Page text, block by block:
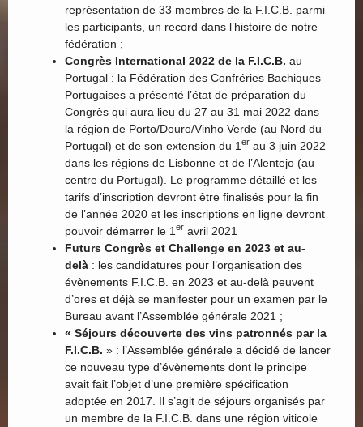
représentation de 33 membres de la F.I.C.B. parmi
les participants, un record dans l’histoire de notre
fédération ;
Congrès International 2022 de la F.I.C.B. au
Portugal : la Fédération des Confréries Bachiques
Portugaises a présenté l’état de préparation du
Congrès qui aura lieu du 27 au 31 mai 2022 dans
la région de Porto/Douro/Vinho Verde (au Nord du
Portugal) et de son extension du 1 er au 3 juin 2022
dans les régions de Lisbonne et de l’Alentejo (au
centre du Portugal). Le programme détaillé et les
tarifs d’inscription devront être finalisés pour la fin
de l’année 2020 et les inscriptions en ligne devront
pouvoir démarrer le 1 er avril 2021
Futurs Congrès et Challenge en 2023 et au-
delà : les candidatures pour l’organisation des
évènements F.I.C.B. en 2023 et au-delà peuvent
d’ores et déjà se manifester pour un examen par le
Bureau avant l’Assemblée générale 2021 ;
« Séjours découverte des vins patronnés par la
F.I.C.B. » : l’Assemblée générale a décidé de lancer
ce nouveau type d’évènements dont le principe
avait fait l’objet d’une première spécification
adoptée en 2017. Il s’agit de séjours organisés par
un membre de la F.I.C.B. dans une région viticole